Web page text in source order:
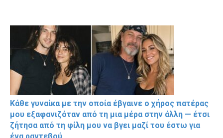
Κάθε γυναίκα με την οποία έβγαινε ο χήρος πατέρας
μου εξαφανιζόταν από τη μια μέρα στην άλλη — έτσι
ζήτησα από τη φίλη μου να βγει μαζί του έστω για
ένα ραντεβού.